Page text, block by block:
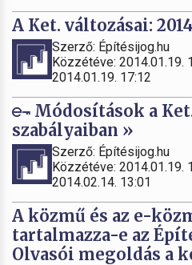
A Ket. változásai:
Szerző: Építésijog.hu
Közzétéve: 2014.01.19.
2014.01.19. 17:12
Módosítások a
szabályaiban »
Szerző: Építésijog.hu
Közzétéve: 2014.01.19.
2014.02.14. 13:01
A közmű és az e-
tartalmazza-e az
Olvasói megoldás a